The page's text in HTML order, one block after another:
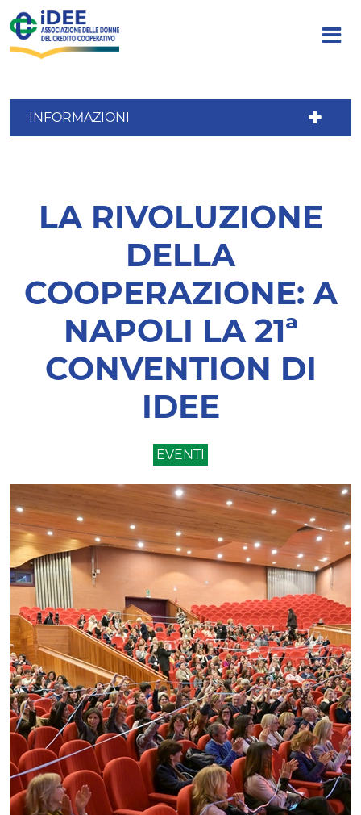
INFORMAZIONI
LA RIVOLUZIONE
DELLA
COOPERAZIONE: A
NAPOLI LA 21ª
CONVENTION DI
IDEE
EVENTI